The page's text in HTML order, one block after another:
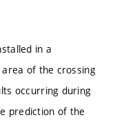
in a
of the crossing
occurring during
prediction of the